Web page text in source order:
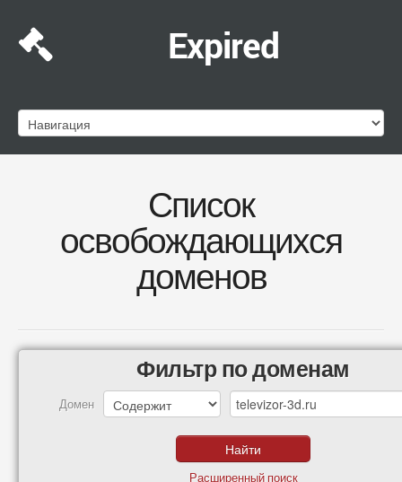
Expired
Список
освобождающихся
доменов
Фильтр по доменам
Домен
Расширенный поиск